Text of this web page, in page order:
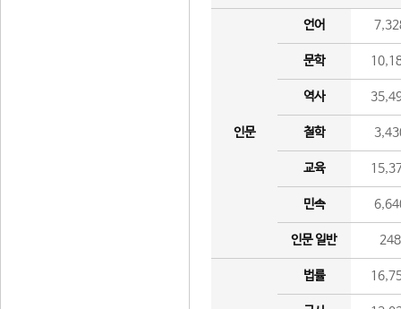
인문
언어
문학
역사
철학
교육
민속
인문 일반 248
법률